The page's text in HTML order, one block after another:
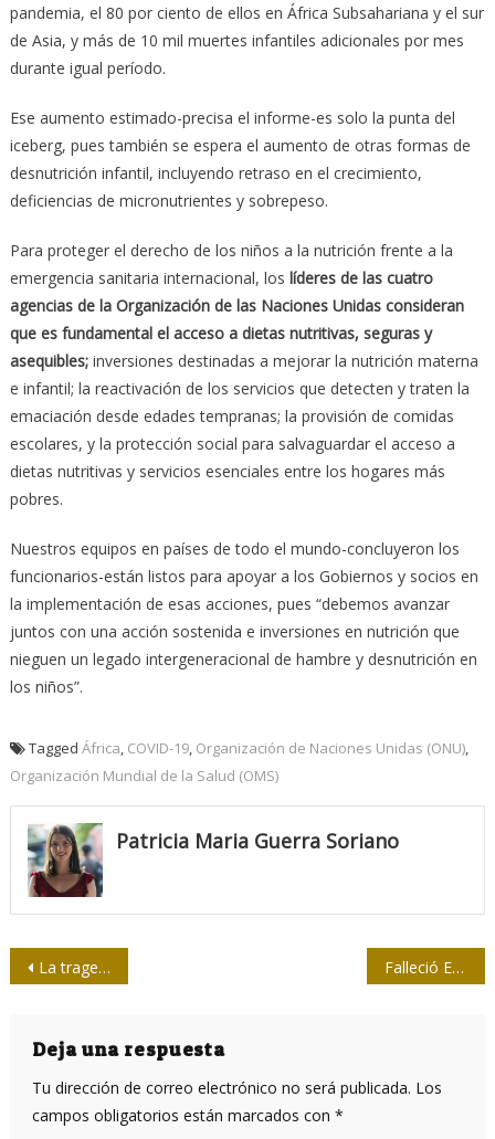
pandemia, el 80 por ciento de ellos en África Subsahariana y el sur
de Asia, y más de 10 mil muertes infantiles adicionales por mes
durante igual período.
Ese aumento estimado-precisa el informe-es solo la punta del
iceberg, pues también se espera el aumento de otras formas de
desnutrición infantil, incluyendo retraso en el crecimiento,
deficiencias de micronutrientes y sobrepeso.
Para proteger el derecho de los niños a la nutrición frente a la
emergencia sanitaria internacional, los líderes de las cuatro
agencias de la Organización de las Naciones Unidas consideran
que es fundamental el acceso a dietas nutritivas, seguras y
asequibles;inversiones destinadas a mejorar la nutrición materna
e infantil; la reactivación de los servicios que detecten y traten la
emaciación desde edades tempranas; la provisión de comidas
escolares, y la protección social para salvaguardar el acceso a
dietas nutritivas y servicios esenciales entre los hogares más
pobres.
Nuestros equipos en países de todo el mundo-concluyeron los
funcionarios-están listos para apoyar a los Gobiernos y socios en
la implementación de esas acciones, pues “debemos avanzar
juntos con una acción sostenida e inversiones en nutrición que
nieguen un legado intergeneracional de hambre y desnutrición en
los niños”.
Tagged África COVID-19, Organización de Naciones Unidas (ONU),
Organización Mundial de la Salud (OMS)
Patricia Maria Guerra Soriano
Navegación
entradas
La tragedia del coronavirus en Brasil también se esconde tras mujeres embarazadas Falleció Eusebio Leal, historiador de La Habana
Deja una respuesta
Tu dirección de correo electrónico no será publicada. Los
campos obligatorios están marcados con *